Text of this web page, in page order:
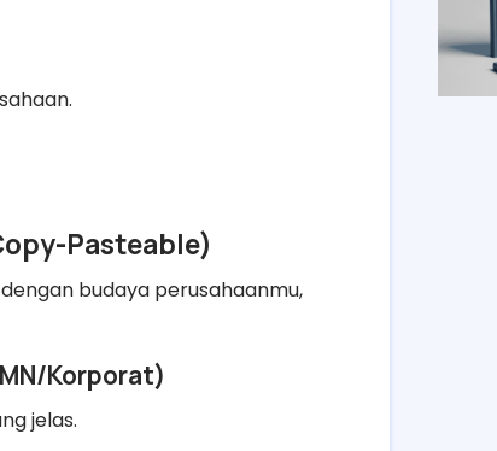
Pasteable)
budaya perusahaanmu,
Korporat)
jelas.